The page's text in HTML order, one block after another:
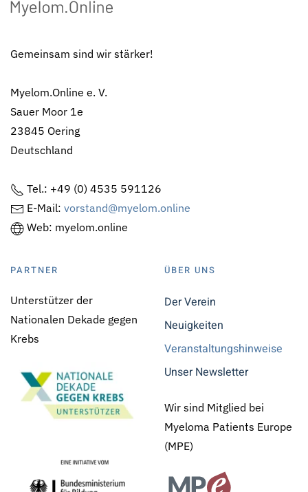
Gemeinsam sind wir stärker!
Myelom.Online e. V.
Sauer Moor 1e
23845 Oering
Deutschland
Tel.: +49 (0) 4535 591126
E-Mail: vorstand@myelom.online
Web: myelom.online
PARTNER
Unterstützer der
Nationalen Dekade gegen
Krebs
ÜBER UNS
Der Verein
Neuigkeiten
Veranstaltungshinweise
Unser Newsletter
Wir sind Mitglied bei
Myeloma Patients Europe
(MPE)